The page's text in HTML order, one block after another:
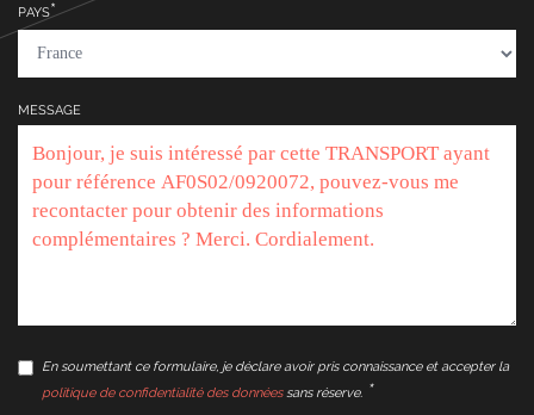
PAYS
MESSAGE
En soumettant ce formulaire, je déclare avoir pris connaissance et accepter la
politique de confidentialité des donnéessans réserve.